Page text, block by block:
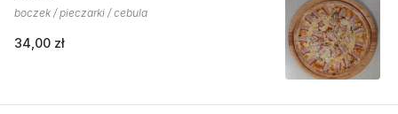
boczek / pieczarki / cebula
34,00 zł